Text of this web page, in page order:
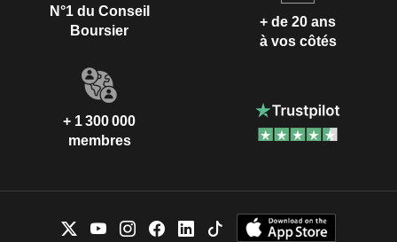
N°1 du Conseil
Boursier
+ de 20 ans
à vos côtés
+ 1 300 000
membres